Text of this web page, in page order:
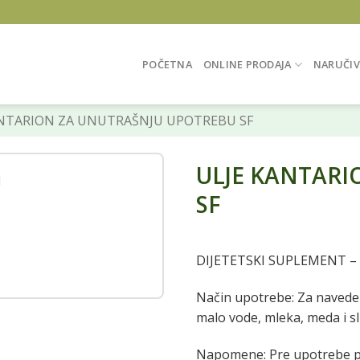
POČETNA ONLINE PRODAJA
ZA UNUTRAŠNJU UPOTREBU SF
ULJE
SF
DIJETETSKI SUPLEMENT
Način upotrebe: Za
malo vode, mleka, meda i
Napomene: Pre upotrebe